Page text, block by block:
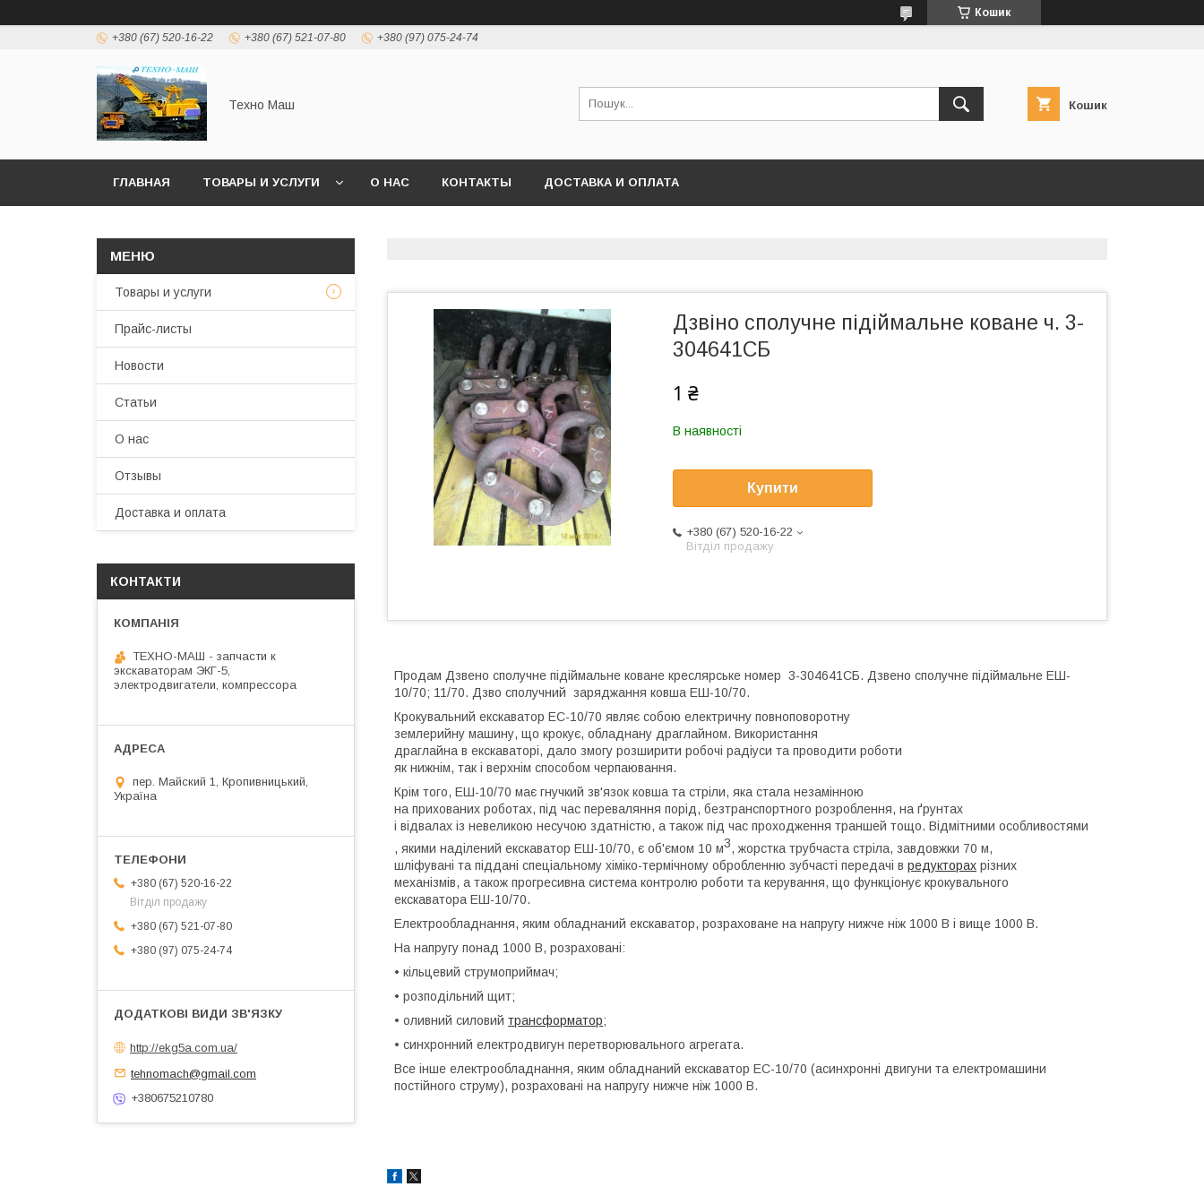
Кошик
+380 (67) 520-16-22 +380 (67) 521-07-80 +380 (97) 075-24-74
Техно Маш Кошик
ГЛАВНАЯ ТОВАРЫ И УСЛУГИ О НАС КОНТАКТЫ ДОСТАВКА И ОПЛАТА
Дзвіно сполучне підіймальне коване ч. 3-
304641СБ
1 ₴
В наявності
Купити
+380 (67) 520-16-22
Вітділ продажу
Продам Дзвено сполучне підіймальне коване креслярське номер 3-304641СБ. Дзвено сполучне підіймальне ЕШ-
10/70; 11/70. Дзво сполучний заряджання ковша ЕШ-10/70.
Крокувальний екскаватор ЕС-10/70 являє собою електричну повноповоротну
землерийну машину, що крокує, обладнану драглайном. Використання
драглайна в екскаваторі, дало змогу розширити робочі радіуси та проводити роботи
як нижнім, так і верхнім способом черпаювання.
Крім того, ЕШ-10/70 має гнучкий зв'язок ковша та стріли, яка стала незамінною
на прихованих роботах, під час переваляння порід, безтранспортного розроблення, на ґрунтах
і відвалах із невеликою несучою здатністю, а також під час проходження траншей тощо. Відмітними особливостями
, якими наділений екскаватор ЕШ-10/70, є об'ємом 10 м3, жорстка трубчаста стріла, завдовжки 70 м,
шліфувані та піддані спеціальному хіміко-термічному обробленню зубчасті передачі в редукторах різних
механізмів, а також прогресивна система контролю роботи та керування, що функціонує крокувального
екскаватора ЕШ-10/70.
Електрообладнання, яким обладнаний екскаватор, розраховане на напругу нижче ніж 1000 В і вище 1000 В.
На напругу понад 1000 В, розраховані:
• кільцевий струмоприймач;
• розподільний щит;
• оливний силовий трансформатор;
• синхронний електродвигун перетворювального агрегата.
Все інше електрообладнання, яким обладнаний екскаватор ЕС-10/70 (асинхронні двигуни та електромашини
постійного струму), розраховані на напругу нижче ніж 1000 В.
Товары и услуги
Прайс-листы
Новости
Статьи
О нас
Отзывы
Доставка и оплата
КОНТАКТИ
ТЕХНО-МАШ - запчасти к
экскаваторам ЭКГ-5,
электродвигатели, компрессора
пер. Майский 1, Кропивницький,
Україна
+380 (67) 520-16-22
Вітділ продажу
+380 (67) 521-07-80
+380 (97) 075-24-74
http://ekg5a.com.ua/
tehnomach@gmail.com
+380675210780